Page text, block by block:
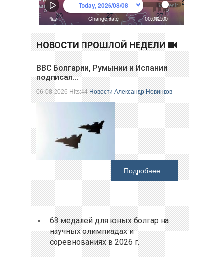
НОВОСТИ ПРОШЛОЙ НЕДЕЛИ
ВВС Болгарии, Румынии и Испании
подписал…
06-08-2026 Hits:44Новости Александр Новинков
Подробнее...
68 медалей для юных болгар на
научных олимпиадах и
соревнованиях в 2026 г.